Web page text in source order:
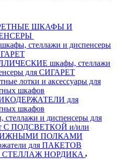
ШКАФЫ И
стеллажи и диспенсеры
шкафы, стеллажи
для СИГАРЕТ
лотки и аксессуары для
шкафов
для
шкафов
и диспенсеры для
С ПОДСВЕТКОЙ и/или
ПОЛКАМИ
для ПАКЕТОВ
НОРДИКА